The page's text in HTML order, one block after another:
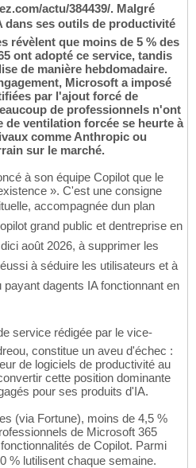
actu/384439/. Malgré
dans ses outils de productivité
révèlent que moins de 5 % des
ont adopté ce service, tandis
de manière hebdomadaire.
Microsoft a imposé
par l'ajout forcé de
de professionnels n'ont
de ventilation forcée se heurte à
comme Anthropic ou
sur le marché.
à son équipe Copilot que le
». C'est une consigne
accompagnée dun plan
grand public et dentreprise en
août 2026, à supprimer les
à séduire les utilisateurs et à
dagents IA fonctionnant en
service rédigée par le vice-
constitue un aveu d'échec :
de logiciels de productivité au
cette position dominante
pour ses produits d'IA.
(via Fortune), moins de 4,5 %
de Microsoft 365
de Copilot. Parmi
% lutilisent chaque semaine.